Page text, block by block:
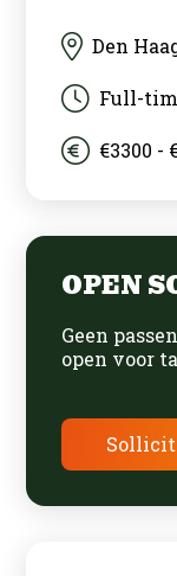
Den
Full-
€3300 -
OPEN
Geen
open voor